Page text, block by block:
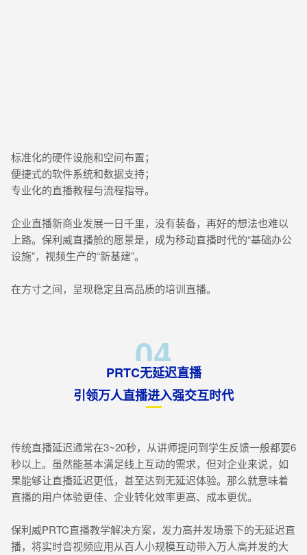
标准化的硬件设施和空间布置；
便捷式的软件系统和数据支持；
专业化的直播教程与流程指导。
企业直播新商业发展一日千里，没有装备，再好的想法也难以
上路。保利威直播舱的愿景是，成为移动直播时代的“基础办公
设施”，视频生产的“新基建”。
在方寸之间，呈现稳定且高品质的培训直播。
04
PRTC无延迟直播
引领万人直播进入强交互时代
传统直播延迟通常在3~20秒，从讲师提问到学生反馈一般都要6
秒以上。虽然能基本满足线上互动的需求，但对企业来说，如
果能够让直播延迟更低，甚至达到无延迟体验。那么就意味着
直播的用户体验更佳、企业转化效率更高、成本更优。
保利威PRTC直播教学解决方案，发力高并发场景下的无延迟直
播，将实时音视频应用从百人小规模互动带入万人高并发的大